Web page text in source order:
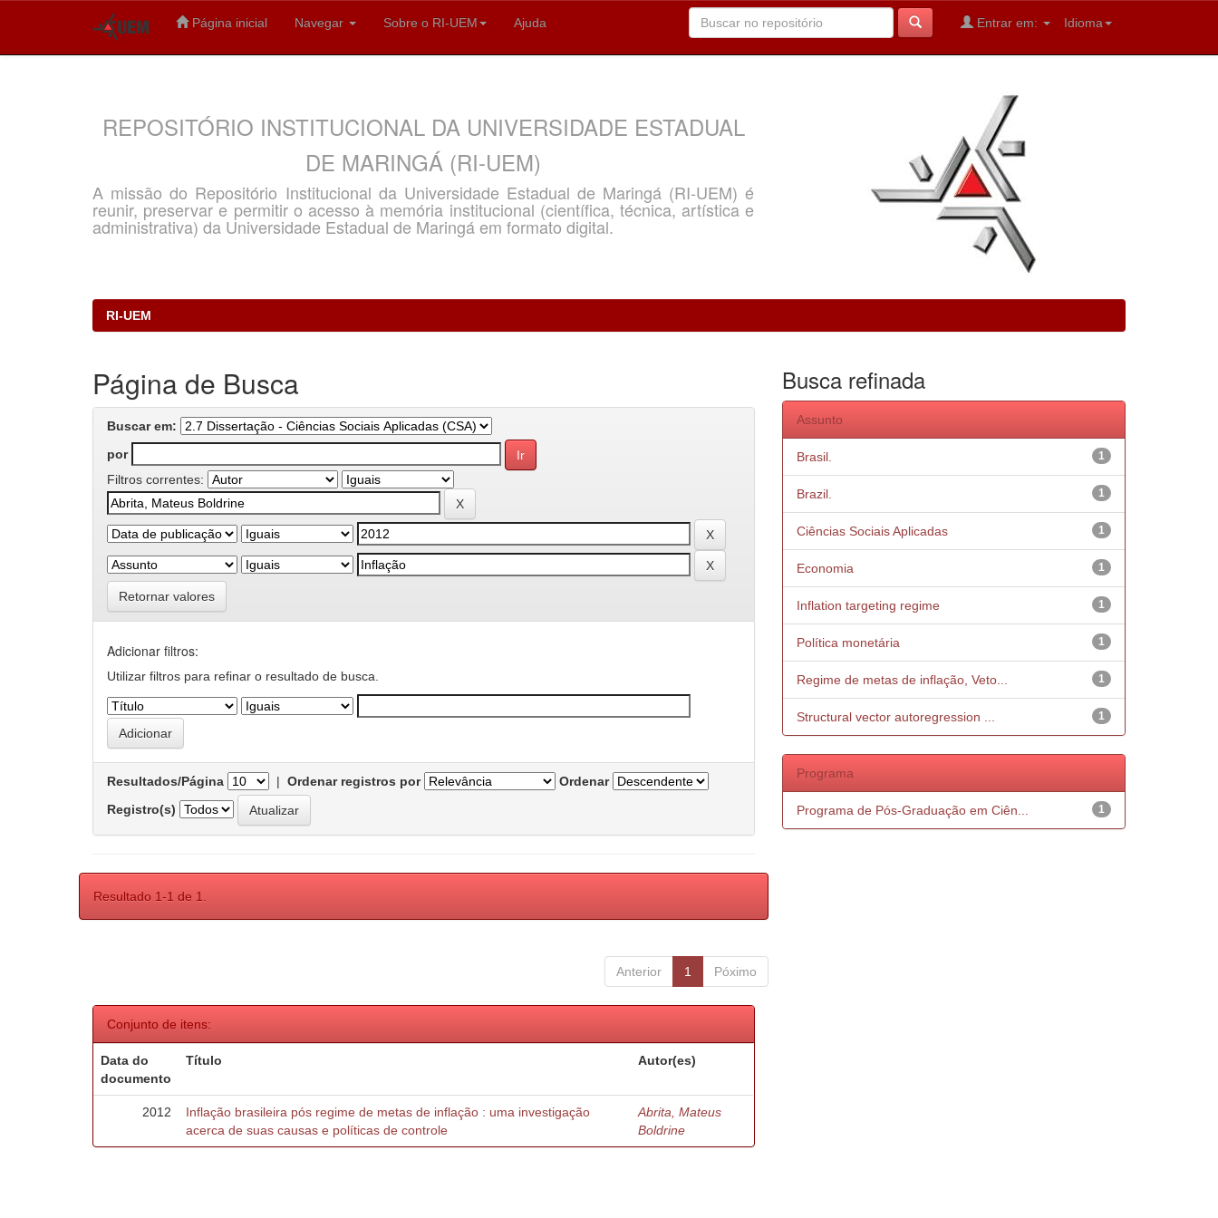
Página inicial Navegar Sobre o RI-UEM Ajuda Idioma
Entrar em:
REPOSITÓRIO INSTITUCIONAL DA UNIVERSIDADE ESTADUAL
DE MARINGÁ (RI-UEM)
A missão do Repositório Institucional da Universidade Estadual de Maringá (RI-UEM) é
reunir, preservar e permitir o acesso à memória institucional (científica, técnica, artística e
administrativa) da Universidade Estadual de Maringá em formato digital.
RI-UEM
Página de Busca
Buscar em:
por
Filtros correntes:
Retornar valores
Adicionar filtros:
Utilizar filtros para refinar o resultado de busca.
Resultados/Página | Ordenar registros por
Ordenar
Registro(s)
Resultado 1-1 de 1.
Anterior 1 Póximo
Conjunto de itens:
Data do
documento
Título Autor(es)
2012
Inflação brasileira pós regime de metas de inflação : uma investigação
acerca de suas causas e políticas de controle
Abrita, Mateus
Boldrine
Busca refinada
Assunto
1
Brasil.
1
Brazil.
1
Ciências Sociais Aplicadas
1
Economia
1
Inflation targeting regime
1
Política monetária
1
Regime de metas de inflação, Veto...
1
Structural vector autoregression ...
Programa
1
Programa de Pós-Graduação em Ciên...